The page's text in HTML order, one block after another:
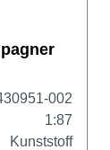
002
1:87
Kunststoff